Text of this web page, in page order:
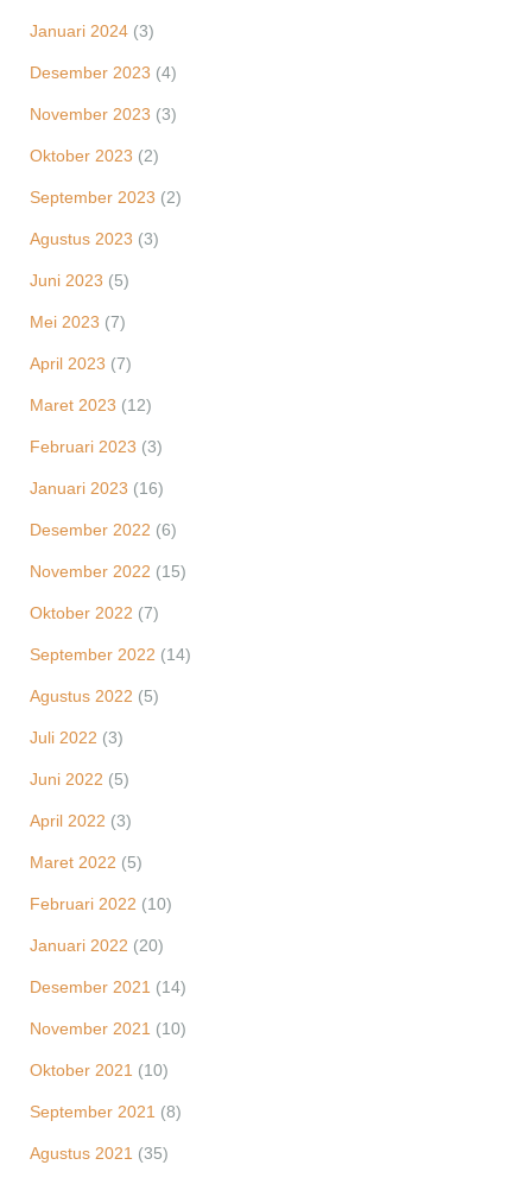
Januari 2024 (3)
Desember 2023 (4)
November 2023 (3)
Oktober 2023 (2)
September 2023 (2)
Agustus 2023 (3)
Juni 2023 (5)
Mei 2023 (7)
April 2023 (7)
Maret 2023 (12)
Februari 2023 (3)
Januari 2023 (16)
Desember 2022 (6)
November 2022 (15)
Oktober 2022 (7)
September 2022 (14)
Agustus 2022 (5)
Juli 2022 (3)
Juni 2022 (5)
April 2022 (3)
Maret 2022 (5)
Februari 2022 (10)
Januari 2022 (20)
Desember 2021 (14)
November 2021 (10)
Oktober 2021 (10)
September 2021 (8)
Agustus 2021 (35)